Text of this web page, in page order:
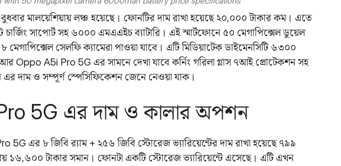
মালয়েশিয়ায় লঞ্চ হয়েছে। ফোনটির দাম রাখা হয়েছে ২০,০০০ টাকার কম। এতে
চার্জিং সাপোর্ট সহ ৬০০০ এমএএইচ ব্যাটারি। এই স্মার্টফোনে ৫০ মেগাপিক্সেল ডুয়েল
মেগাপিক্সেল সেলফি ক্যামেরা পাওয়া যাবে। এটি মিডিয়াটেক ডাইমেনসিটি ৬৩০০
আর Oppo A5i Pro 5G এর সামনে দেখা যাবে কর্নিং গরিলা গ্লাস ৭আই প্রোটেকশন সহ
দাম ও সম্পূর্ণ স্পেসিফিকেশন জেনে নেওয়া যাক।
5G এর দাম ও কালার অপশন
5G এর ৮ জিবি র‌্যাম + ২৫৬ জিবি স্টোরেজ ভ্যারিয়েন্টের দাম রাখা হয়েছে ৭৯৯
১৬,৬০০ টাকার সমান। ফোনটা একটি স্টোরেজ ভ্যারিয়েন্টে এসেছে। এটি এখন